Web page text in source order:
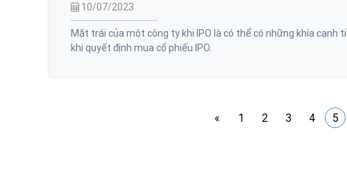
10/07/2023
Mặt trái của một công ty khi IPO là có thể có những khía
khi quyết định mua cổ phiếu IPO.
« 1 2 3 4 5